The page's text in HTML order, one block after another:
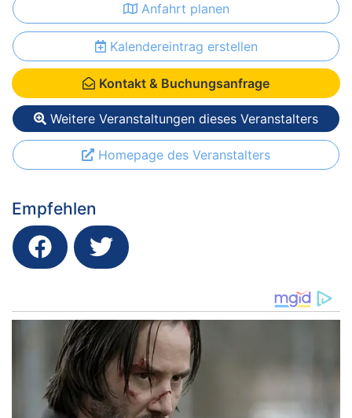
Anfahrt planen
Kalendereintrag erstellen
Kontakt & Buchungsanfrage
Weitere Veranstaltungen dieses Veranstalters
Homepage des Veranstalters
Empfehlen